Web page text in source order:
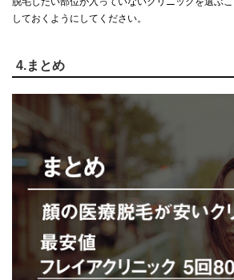
しておくようにしてください。
4.まとめ